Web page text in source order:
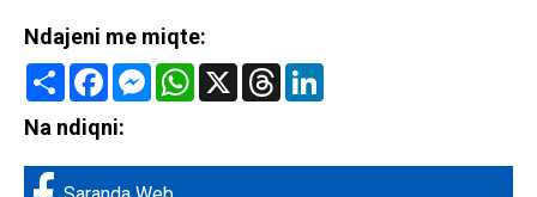
Ndajeni me miqte:
Share FacebookMessenger
WhatsApp
X Threads
Na ndiqni: